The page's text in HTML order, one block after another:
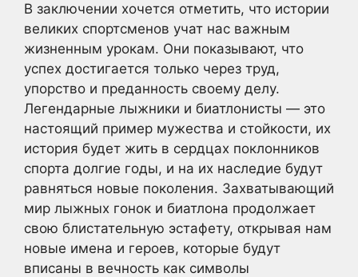
В заключении хочется отметить, что истории
великих спортсменов учат нас важным
жизненным урокам. Они показывают, что
успех достигается только через труд,
упорство и преданность своему делу.
Легендарные лыжники и биатлонисты — это
настоящий пример мужества и стойкости, их
история будет жить в сердцах поклонников
спорта долгие годы, и на их наследие будут
равняться новые поколения. Захватывающий
мир лыжных гонок и биатлона продолжает
свою блистательную эстафету, открывая нам
новые имена и героев, которые будут
вписаны в вечность как символы